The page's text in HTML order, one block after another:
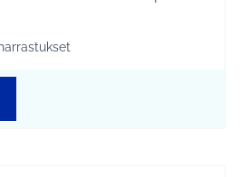
mukaan: Jokela
teeman mukaan: Liikunta ja